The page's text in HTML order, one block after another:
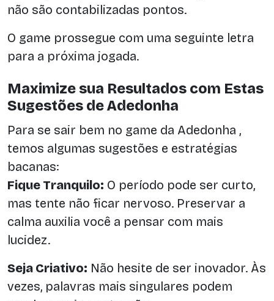
não são contabilizadas pontos.
O game prossegue com uma seguinte letra
para a próxima jogada.
Maximize sua Resultados com Estas
Sugestões de Adedonha
Para se sair bem no game da Adedonha ,
temos algumas sugestões e estratégias
bacanas:
Fique Tranquilo: O período pode ser curto,
mas tente não ficar nervoso. Preservar a
calma auxilia você a pensar com mais
lucidez.
Seja Criativo: Não hesite de ser inovador. Às
vezes, palavras mais singulares podem